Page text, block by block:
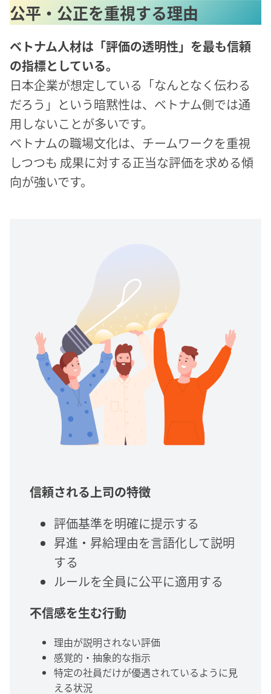
公平・公正を重視する理由
ベトナム人材は「評価の透明性」を最も信頼
の指標としている。
日本企業が想定している「なんとなく伝わる
だろう」という暗黙性は、ベトナム側では通
用しないことが多いです。
ベトナムの職場文化は、チームワークを重視
しつつも 成果に対する正当な評価を求める傾
向が強いです。
信頼される上司の特徴
評価基準を明確に提示する
昇進・昇給理由を言語化して説明
する
ルールを全員に公平に適用する
不信感を生む行動
理由が説明されない評価
感覚的・抽象的な指示
特定の社員だけが優遇されているように見
える状況